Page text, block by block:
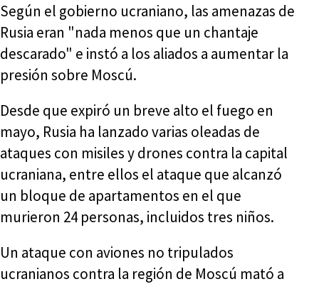
Según el gobierno ucraniano, las amenazas de
Rusia eran "nada menos que un chantaje
descarado" e instó a los aliados a aumentar la
presión sobre Moscú.
Desde que expiró un breve alto el fuego en
mayo, Rusia ha lanzado varias oleadas de
ataques con misiles y drones contra la capital
ucraniana, entre ellos el ataque que alcanzó
un bloque de apartamentos en el que
murieron 24 personas, incluidos tres niños.
Un ataque con aviones no tripulados
ucranianos contra la región de Moscú mató a